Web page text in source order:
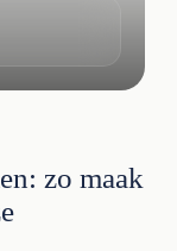
zo maak